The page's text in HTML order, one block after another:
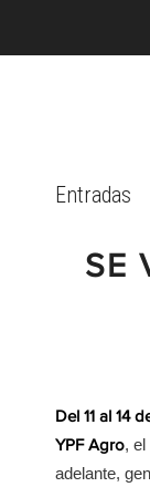
Entradas
SE
Del 11 al 14
YPF Agro,
adelante,